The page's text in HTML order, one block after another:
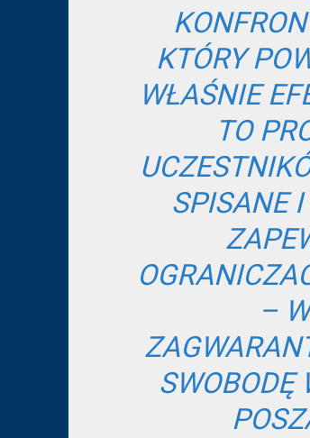
KTÓRY
WŁAŚNIE
TO
SPISANE
–
SWOBODĘ